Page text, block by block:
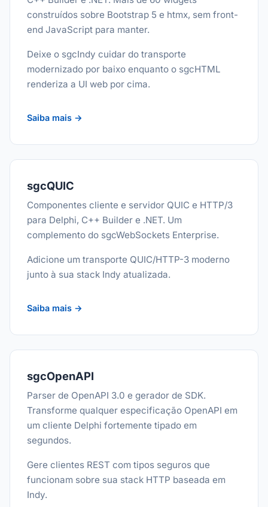
construídos sobre Bootstrap 5 e htmx, sem front-
end JavaScript para manter.
Deixe o sgcIndy cuidar do transporte
modernizado por baixo enquanto o sgcHTML
renderiza a UI web por cima.
Saiba mais →
sgcQUIC
Componentes cliente e servidor QUIC e HTTP/3
para Delphi, C++ Builder e .NET. Um
complemento do sgcWebSockets Enterprise.
Adicione um transporte QUIC/HTTP-3 moderno
junto à sua stack Indy atualizada.
Saiba mais →
sgcOpenAPI
Parser de OpenAPI 3.0 e gerador de SDK.
Transforme qualquer especificação OpenAPI em
um cliente Delphi fortemente tipado em
segundos.
Gere clientes REST com tipos seguros que
funcionam sobre sua stack HTTP baseada em
Indy.